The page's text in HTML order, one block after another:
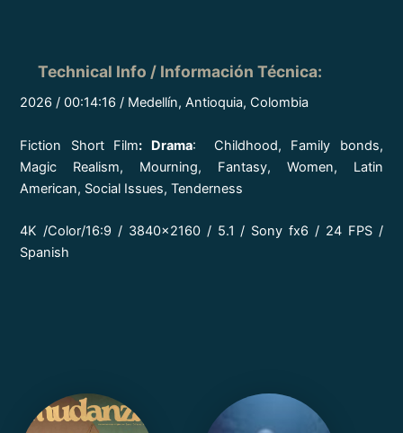
Technical Info / Información Técnica:
2026 / 00:14:16 / Medellín, Antioquia, Colombia
Fiction Short Film: Drama: Childhood, Family bonds,
Magic Realism, Mourning, Fantasy, Women, Latin
American, Social Issues, Tenderness
4K /Color/16:9 / 3840×2160 / 5.1 / Sony fx6 / 24 FPS /
Spanish